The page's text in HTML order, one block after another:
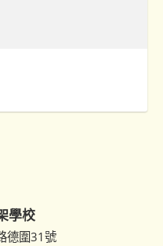
學校
德圍31號